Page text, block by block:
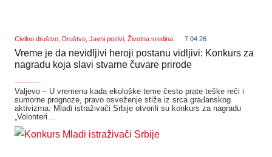
Civilno društvo, Društvo, Javni pozivi, Životna sredina 7.04.26
Vreme je da nevidljivi heroji postanu vidljivi: Konkurs za
nagradu koja slavi stvarne čuvare prirode
Valjevo – U vremenu kada ekološke teme često prate teške reči i
sumorne prognoze, pravo osveženje stiže iz srca građanskog
aktivizma. Mladi istraživači Srbije otvorili su konkurs za nagradu
„Volonteri…